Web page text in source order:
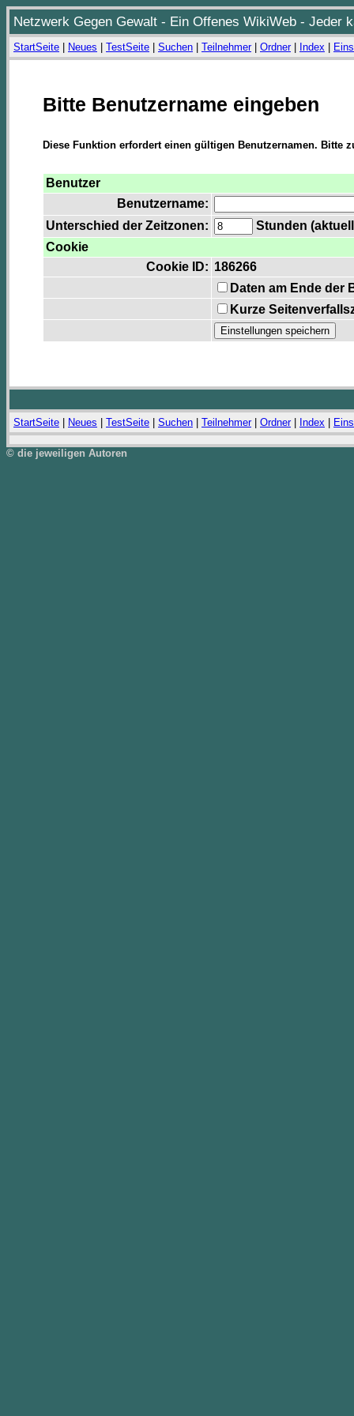
Netzwerk Gegen Gewalt - Ein Offenes WikiWeb - Jeder
StartSeite Neues TestSeite Suchen Teilnehmer| Ordner| Index
Bitte Benutzername eingeben
Diese Funktion erfordert einen gültigen Benutzernamen. Bitte
Benutzer
Benutzername:
Unterschied der Zeitzonen:
Stunden
Cookie
Cookie ID: 186266
Daten am Ende der
Kurze
StartSeite Neues TestSeite Suchen Teilnehmer| Ordner| Index
© die jeweiligen Autoren